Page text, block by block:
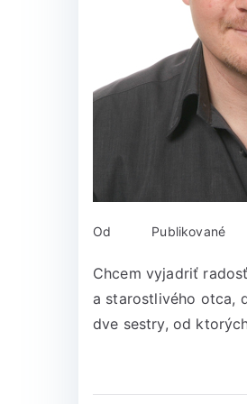
Od Publikované
Chcem vyjadriť
a starostlivého otca,
dve sestry, od